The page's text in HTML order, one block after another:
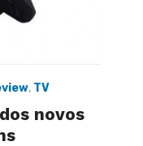
, TV
novos